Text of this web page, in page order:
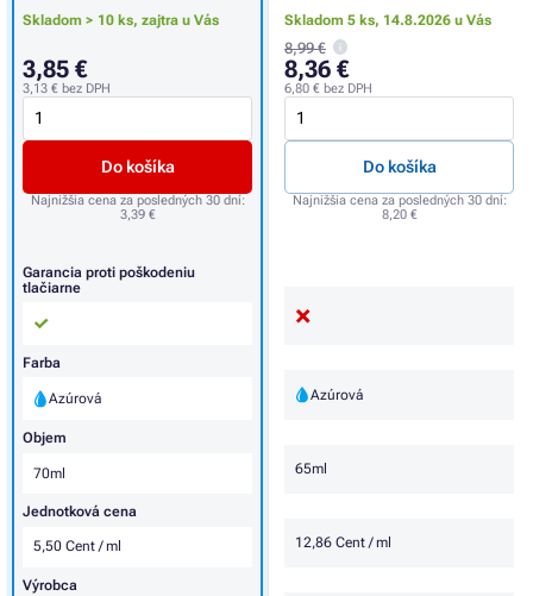
Skladom 5 ks, 14.8.2026 u Vás
8,99 €
8,36 €
6,80 € bez DPH
Do košíka
Najnižšia cena za posledných 30 dní:
8,20 €
Azúrová
65ml
12,86 Cent / ml
Skladom > 10 ks, zajtra u Vás
3,85 €
3,13 € bez DPH
Do košíka
Najnižšia cena za posledných 30 dní:
3,39 €
Garancia proti poškodeniu
tlačiarne
Farba
Azúrová
Objem
70ml
Jednotková cena
5,50 Cent / ml
Výrobca